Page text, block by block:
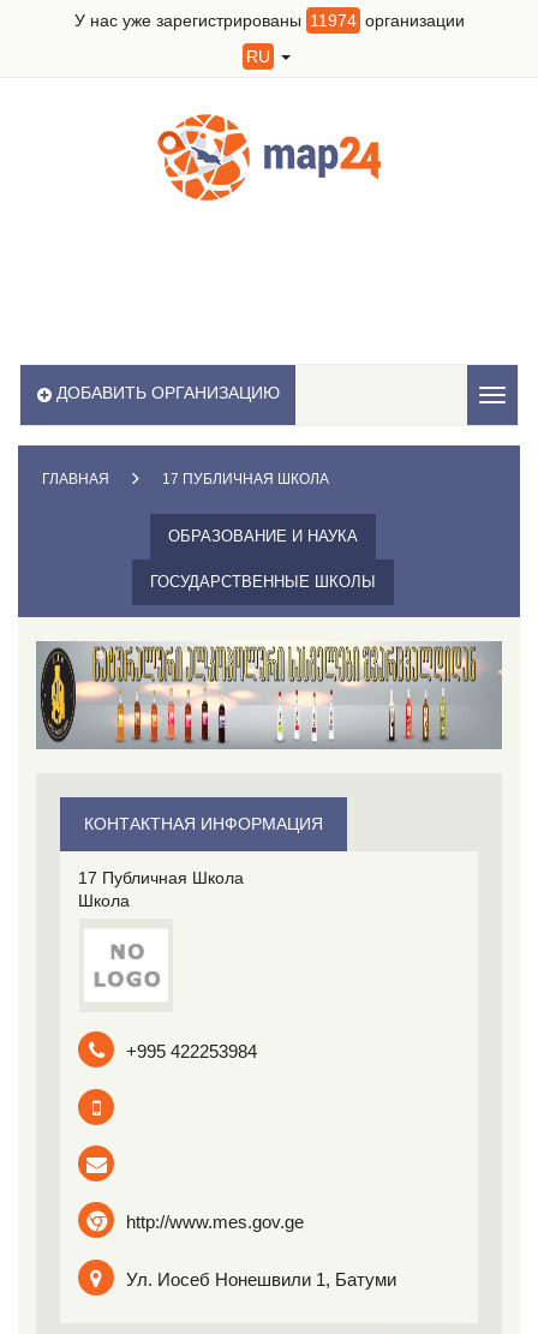
У нас уже зарегистрированы 11974 организации
RU
ДОБАВИТЬ ОРГАНИЗАЦИЮ
ГЛАВНАЯ 17 ПУБЛИЧНАЯ ШКОЛА
ОБРАЗОВАНИЕ И НАУКА
ГОСУДАРСТВЕННЫЕ ШКОЛЫ
КОНТАКТНАЯ ИНФОРМАЦИЯ
17 Публичная Школа
Школа
+995 422253984
http://www.mes.gov.ge
Ул. Иосеб Hонешвили 1, Батуми